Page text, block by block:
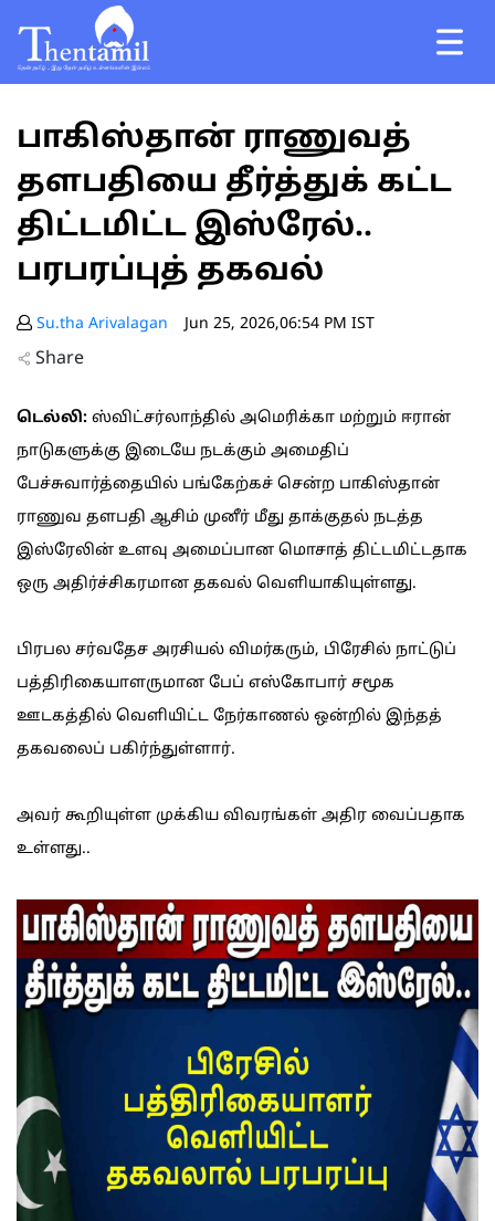
பாகிஸ்தான் ராணுவத்
தளபதியை தீர்த்துக் கட்ட
திட்டமிட்ட இஸ்ரேல்..
பரபரப்புத் தகவல்
Su.tha Arivalagan Jun 25, 2026,06:54 PM IST
Share
டெல்லி: ஸ்விட்சர்லாந்தில் அமெரிக்கா மற்றும் ஈரான்
நாடுகளுக்கு இடையே நடக்கும் அமைதிப்
பேச்சுவார்த்தையில் பங்கேற்கச் சென்ற பாகிஸ்தான்
ராணுவ தளபதி ஆசிம் முனீர் மீது தாக்குதல் நடத்த
இஸ்ரேலின் உளவு அமைப்பான மொசாத் திட்டமிட்டதாக
ஒரு அதிர்ச்சிகரமான தகவல் வெளியாகியுள்ளது.
பிரபல சர்வதேச அரசியல் விமர்கரும், பிரேசில் நாட்டுப்
பத்திரிகையாளருமான பேப் எஸ்கோபார் சமூக
ஊடகத்தில் வெளியிட்ட நேர்காணல் ஒன்றில் இந்தத்
தகவலைப் பகிர்ந்துள்ளார்.
அவர் கூறியுள்ள முக்கிய விவரங்கள் அதிர வைப்பதாக
உள்ளது..